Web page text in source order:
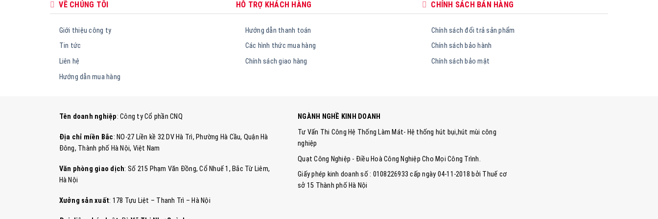
VỀ CHÚNG TÔI
Giới thiệu công ty
Tin tức
Liên hệ
Hướng dẫn mua hàng
HỖ TRỢ KHÁCH HÀNG
Hướng dẫn thanh toán
Các hình thức mua hàng
Chính sách giao hàng
CHÍNH SÁCH BÁN HÀNG
Chính sách đổi trả sản phẩm
Chính sách bảo hành
Chính sách bảo mật
Tên doanh nghiệp: Công ty Cổ phần CNQ
Địa chỉ miền Bắc: NO-27 Liền kề 32 DV Hà Trì, Phường Hà Cầu, Quận Hà
Đông, Thành phố Hà Nội, Việt Nam
Văn phòng giao dịch: Số 215 Phạm Văn Đồng, Cổ Nhuế 1, Bắc Từ Liêm,
Hà Nội
Xưởng sản xuất: 178 Tựu Liệt – Thanh Trì – Hà Nội
NGÀNH NGHỀ KINH DOANH
Tư Vấn Thi Công Hệ Thống Làm Mát- Hệ thống hút bụi,hút mùi công
nghiệp
Quạt Công Nghiệp - Điều Hoà Công Nghiệp Cho Mọi Công Trình.
Giấy phép kinh doanh số : 0108226933 cấp ngày 04-11-2018 bởi Thuế cơ
sở 15 Thành phố Hà Nội